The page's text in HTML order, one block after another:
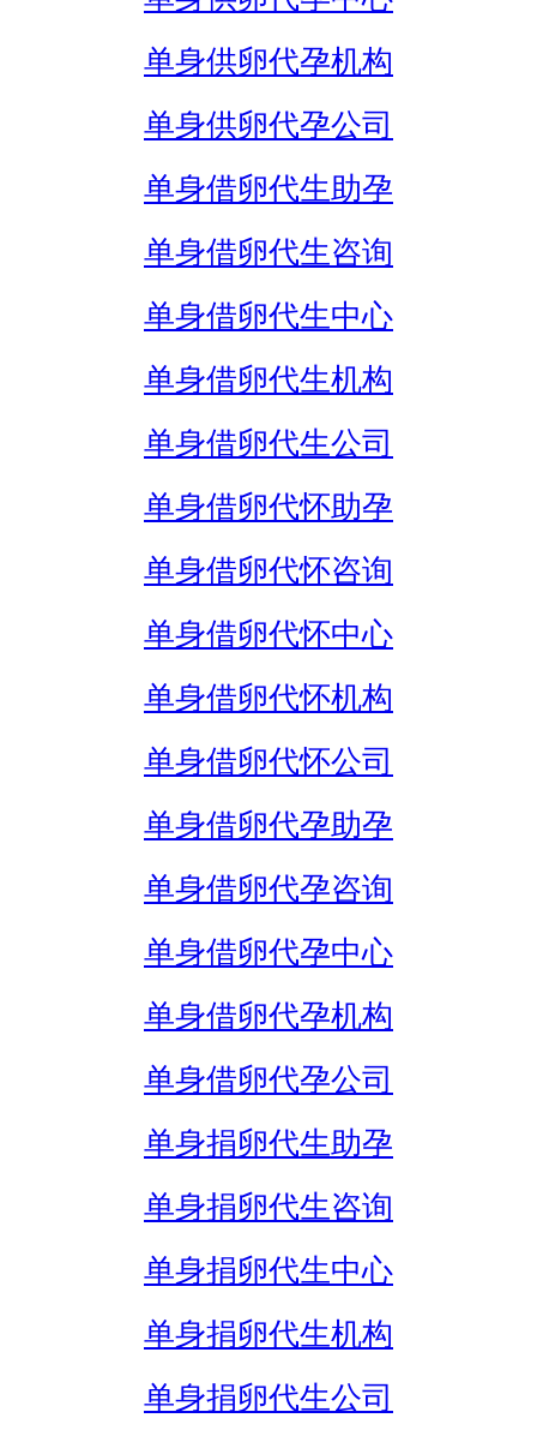
单身供卵代孕机构
单身供卵代孕公司
单身借卵代生助孕
单身借卵代生咨询
单身借卵代生中心
单身借卵代生机构
单身借卵代生公司
单身借卵代怀助孕
单身借卵代怀咨询
单身借卵代怀中心
单身借卵代怀机构
单身借卵代怀公司
单身借卵代孕助孕
单身借卵代孕咨询
单身借卵代孕中心
单身借卵代孕机构
单身借卵代孕公司
单身捐卵代生助孕
单身捐卵代生咨询
单身捐卵代生中心
单身捐卵代生机构
单身捐卵代生公司